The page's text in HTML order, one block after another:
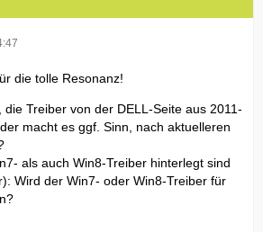
die tolle Resonanz!
die Treiber von der DELL-Seite aus 2011-
macht es ggf. Sinn, nach aktuelleren
als auch Win8-Treiber hinterlegt sind
Wird der Win7- oder Win8-Treiber für